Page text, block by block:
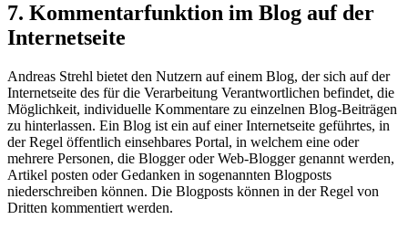
7. Kommentarfunktion im Blog auf der
Internetseite
Andreas Strehl bietet den Nutzern auf einem Blog, der sich auf der
Internetseite des für die Verarbeitung Verantwortlichen befindet, die
Möglichkeit, individuelle Kommentare zu einzelnen Blog-Beiträgen
zu hinterlassen. Ein Blog ist ein auf einer Internetseite geführtes, in
der Regel öffentlich einsehbares Portal, in welchem eine oder
mehrere Personen, die Blogger oder Web-Blogger genannt werden,
Artikel posten oder Gedanken in sogenannten Blogposts
niederschreiben können. Die Blogposts können in der Regel von
Dritten kommentiert werden.